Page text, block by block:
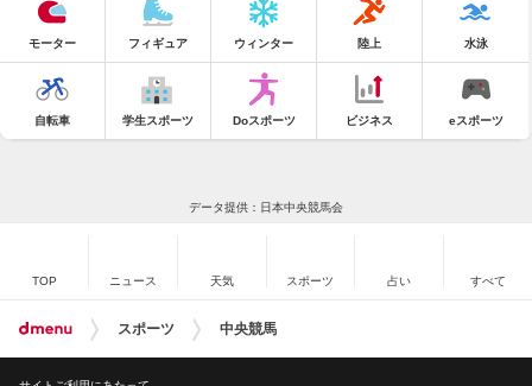
モーター フィギュア ウィンター 陸上 水泳
自転車 学生スポーツ Doスポーツ ビジネス eスポーツ
データ提供：日本中央競馬会
TOP ニュース 天気 スポーツ 占い すべて
スポーツ 中央競馬